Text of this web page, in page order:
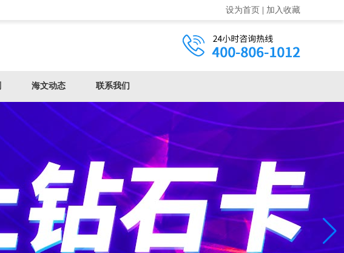
设为首页 加入收藏
海文动态 联系我们